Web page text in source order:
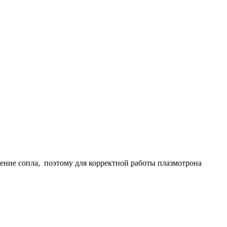
сопла, поэтому для корректной работы плазмотрона